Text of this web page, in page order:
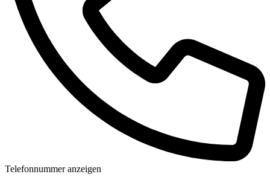
Telefonnummer anzeigen